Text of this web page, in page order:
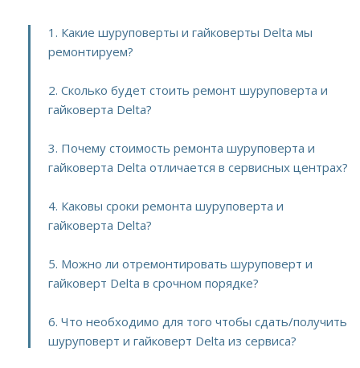
1. Какие шуруповерты и гайковерты Delta мы
ремонтируем?
2. Сколько будет стоить ремонт шуруповерта и
гайковерта Delta?
3. Почему стоимость ремонта шуруповерта и
гайковерта Delta отличается в сервисных центрах?
4. Каковы сроки ремонта шуруповерта и
гайковерта Delta?
5. Можно ли отремонтировать шуруповерт и
гайковерт Delta в срочном порядке?
6. Что необходимо для того чтобы сдать/получить
шуруповерт и гайковерт Delta из сервиса?